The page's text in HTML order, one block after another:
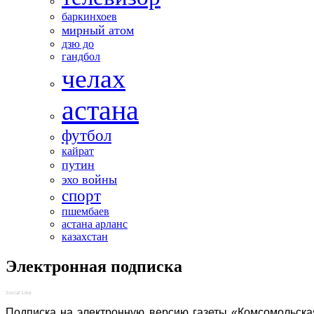
баркинхоев
мирный атом
дзю до
гандбол
челах
астана
футбол
кайрат
путин
эхо войны
спорт
пшембаев
астана арланс
казахстан
Электронная подписка
Social Like